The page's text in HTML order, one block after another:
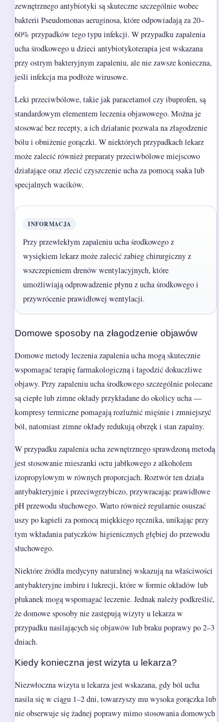
zewnętrznego antybiotyki są skuteczne szczególnie wobec
bakterii Pseudomonas aeruginosa, które odpowiadają za 20–
60% przypadków tego typu infekcji. W przypadku zapalenia
ucha środkowego u dzieci antybiotykoterapia jest wskazana
przy ostrym bakteryjnym zapaleniu, ale nie zawsze konieczna,
jeśli infekcja ma podłoże wirusowe.
Leki przeciwbólowe, takie jak paracetamol czy ibuprofen, są
standardowym elementem leczenia objawowego. Można je
stosować bez recepty, a ich działanie pozwala na złagodzenie
bólu i obniżenie gorączki. W niektórych przypadkach lekarz
może zalecić również preparaty przeciwbólowe miejscowo
działające oraz zlecić czyszczenie ucha za pomocą ssaka lub
specjalnych wacików.
INFORMACJA
Przy przewlekłym zapaleniu ucha środkowego z
wysiękiem lekarz może zalecić zabieg chirurgiczny z
wszczepieniem drenów wentylacyjnych, które
umożliwiają odprowadzenie płynu z ucha środkowego i
przywrócenie prawidłowej wentylacji.
Domowe sposoby na złagodzenie objawów
Domowe metody leczenia zapalenia ucha mogą skutecznie
wspomagać terapię farmakologiczną i łagodzić dokuczliwe
objawy. Przy zapaleniu ucha środkowego szczególnie polecane
są ciepłe lub zimne okłady przykładane do okolicy ucha —
kompresy termiczne pomagają rozluźnić mięśnie i zmniejszyć
ból, natomiast zimne okłady redukują obrzęk i stan zapalny.
W przypadku zapalenia ucha zewnętrznego sprawdzoną metodą
jest stosowanie mieszanki octu jabłkowego z alkoholem
izopropylowym w równych proporcjach. Roztwór ten działa
antybakteryjnie i przeciwgrzybiczo, przywracając prawidłowe
pH przewodu słuchowego. Warto również regularnie osuszać
uszy po kąpieli za pomocą miękkiego ręcznika, unikając przy
tym wkładania patyczków higienicznych głębiej do przewodu
słuchowego.
Niektóre źródła medycyny naturalnej wskazują na właściwości
antybakteryjne imbiru i lukrecji, które w formie okładów lub
płukanek mogą wspomagać leczenie. Jednak należy podkreślić,
że domowe sposoby nie zastępują wizyty u lekarza w
przypadku nasilających się objawów lub braku poprawy po 2–3
dniach.
Kiedy konieczna jest wizyta u lekarza?
Niezwłoczna wizyta u lekarza jest wskazana, gdy ból ucha
nasila się w ciągu 1–2 dni, towarzyszy mu wysoka gorączka lub
nie obserwuje się żadnej poprawy mimo stosowania domowych